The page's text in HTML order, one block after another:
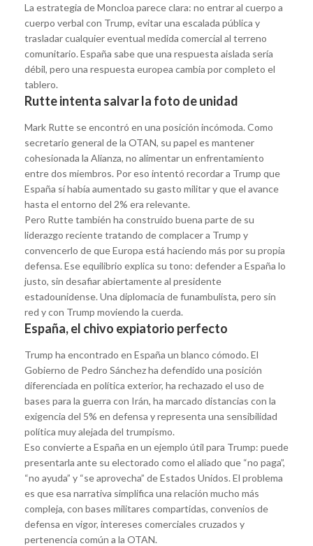
La estrategia de Moncloa parece clara: no entrar al cuerpo a
cuerpo verbal con Trump, evitar una escalada pública y
trasladar cualquier eventual medida comercial al terreno
comunitario. España sabe que una respuesta aislada sería
débil, pero una respuesta europea cambia por completo el
tablero.
Rutte intenta salvar la foto de unidad
Mark Rutte se encontró en una posición incómoda. Como
secretario general de la OTAN, su papel es mantener
cohesionada la Alianza, no alimentar un enfrentamiento
entre dos miembros. Por eso intentó recordar a Trump que
España sí había aumentado su gasto militar y que el avance
hasta el entorno del 2% era relevante.
Pero Rutte también ha construido buena parte de su
liderazgo reciente tratando de complacer a Trump y
convencerlo de que Europa está haciendo más por su propia
defensa. Ese equilibrio explica su tono: defender a España lo
justo, sin desafiar abiertamente al presidente
estadounidense. Una diplomacia de funambulista, pero sin
red y con Trump moviendo la cuerda.
España, el chivo expiatorio perfecto
Trump ha encontrado en España un blanco cómodo. El
Gobierno de Pedro Sánchez ha defendido una posición
diferenciada en política exterior, ha rechazado el uso de
bases para la guerra con Irán, ha marcado distancias con la
exigencia del 5% en defensa y representa una sensibilidad
política muy alejada del trumpismo.
Eso convierte a España en un ejemplo útil para Trump: puede
presentarla ante su electorado como el aliado que “no paga”,
“no ayuda” y “se aprovecha” de Estados Unidos. El problema
es que esa narrativa simplifica una relación mucho más
compleja, con bases militares compartidas, convenios de
defensa en vigor, intereses comerciales cruzados y
pertenencia común a la OTAN.